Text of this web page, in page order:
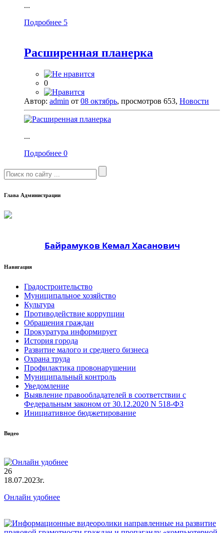
...
Подробнее 5
Расширенная планерка
0
Автор: admin от 08 октябрь, просмотров 653, Новости
...
Подробнее 0
Глава Администрации
Байрамуков Кемал Хасанович
Навигация
Градостроительство
Муниципальное хозяйство
Культура
Противодействие коррупции
Обращения граждан
Прокуратура информирует
История города
Развитие малого и среднего бизнеса
Охрана труда
Профилактика провонарушении
Муниципальный контроль
Уведомление
Выявление правообладателей в соответствии с
Федеральным законом от 30.12.2020 N 518-ФЗ
Инициативное бюджетирование
Видео
26
18.07.2023г.
Онлайн удобнее